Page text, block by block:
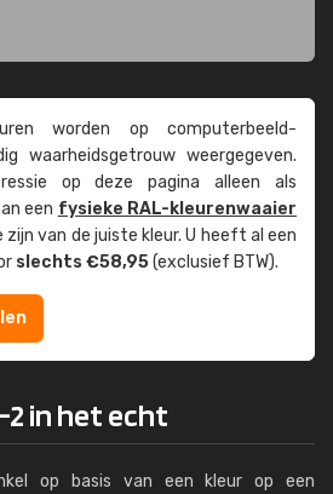
worden op computer­beeld­
waarheids­­getrouw weer­gegeven.
op deze pagina alleen als
een fysieke RAL-kleuren­waaier
van de juiste kleur. U heeft al een
slechts €58,95(exclusief BTW).
2 in het echt
op basis van een kleur op een